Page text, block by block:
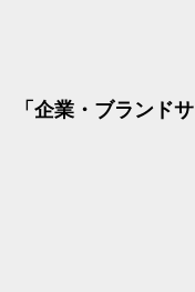
「企業・ブランドサ